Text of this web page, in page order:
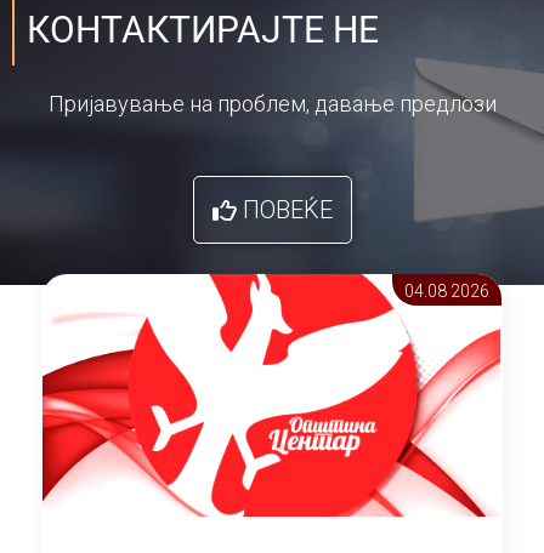
КОНТАКТИРАЈТЕ НЕ
Пријавување на проблем, давање предлози
ПОВЕЌЕ
04.08 2026